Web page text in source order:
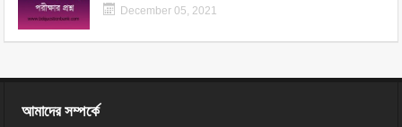
December 05, 2021
আমাদের সম্পর্কে